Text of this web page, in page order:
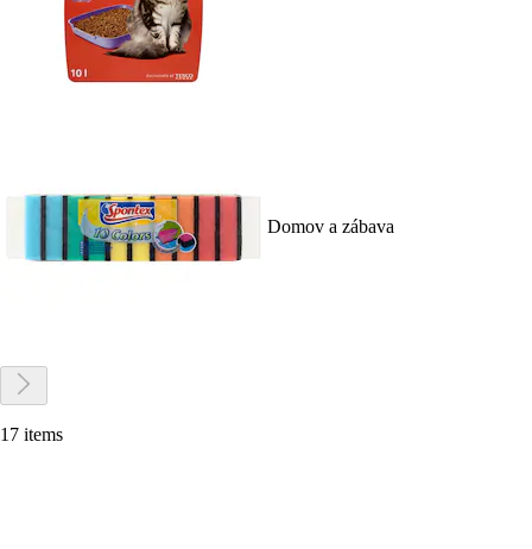
Domov a zábava
17 items